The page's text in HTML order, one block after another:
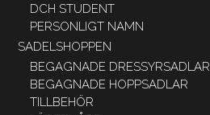
DCH STUDENT
PERSONLIGT NAMN
SADELSHOPPEN
BEGAGNADE DRESSYRSADLAR
BEGAGNADE HOPPSADLAR
TILLBEHÖR